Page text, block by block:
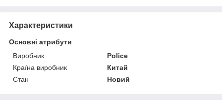
Характеристики
Основні атрибути
Виробник
Police
Країна виробник
Китай
Стан
Новий